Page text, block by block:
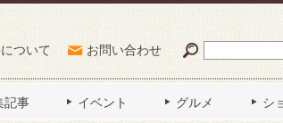
ついて お問い合わせ
記事 イベント グルメ シ